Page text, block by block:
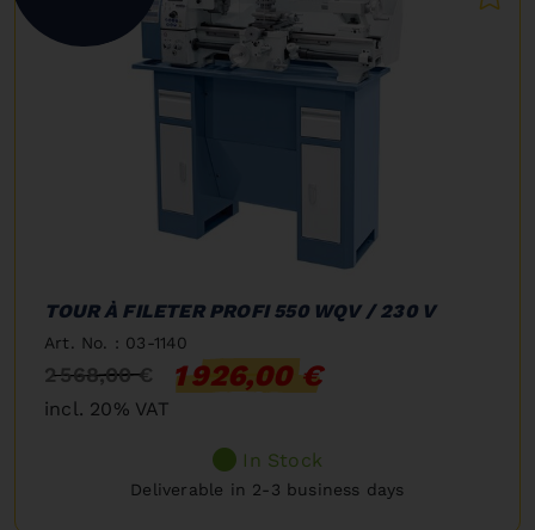
TOUR À FILETER PROFI 550 WQV / 230 V
Art. No. : 03-1140
2 568,00 € 1 926,00 €
incl. 20% VAT
In Stock
Deliverable in 2-3 business days